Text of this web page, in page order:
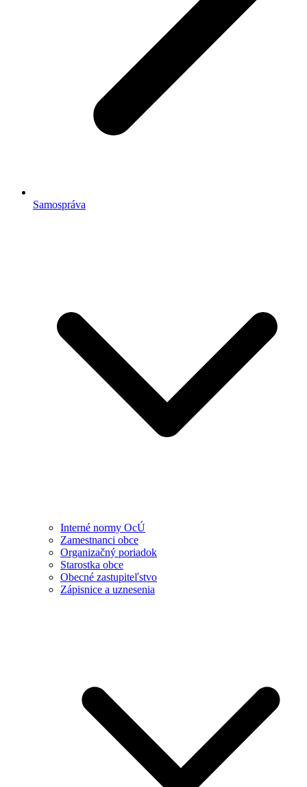
Samospráva
Interné normy OcÚ
Zamestnanci obce
Organizačný poriadok
Starostka obce
Obecné zastupiteľstvo
Zápisnice a uznesenia